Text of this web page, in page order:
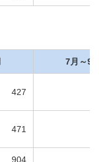
7月～9
427
471
904